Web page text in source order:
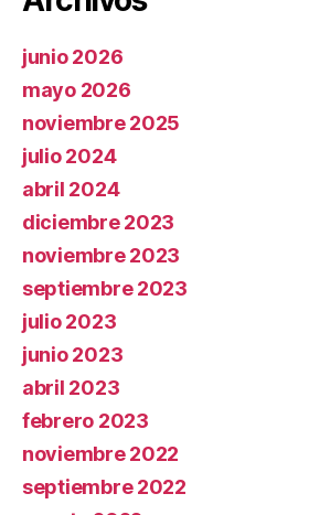
junio 2026
mayo 2026
noviembre 2025
julio 2024
abril 2024
diciembre 2023
noviembre 2023
septiembre 2023
julio 2023
junio 2023
abril 2023
febrero 2023
noviembre 2022
septiembre 2022